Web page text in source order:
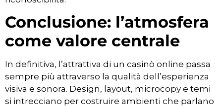
Conclusione: l’atmosfera
come valore centrale
In definitiva, l’attrattiva di un casinò online passa
sempre più attraverso la qualità dell’esperienza
visiva e sonora. Design, layout, microcopy e temi
si intrecciano per costruire ambienti che parlano